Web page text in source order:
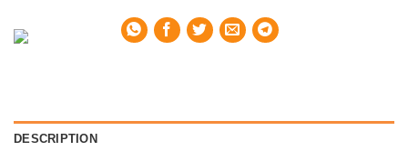
DESCRIPTION